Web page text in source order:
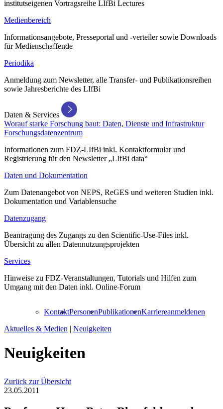
institutseigenen Vortragsreihe LIfBi Lectures
Medienbereich
Informationsangebote, Presseportal und -verteiler sowie Downloads
für Medienschaffende
Periodika
Anmeldung zum Newsletter, alle Transfer- und Publikationsreihen
sowie Jahresberichte des LIfBi
Daten & Services
Worauf starke Forschung baut: Daten, Dienste und Infrastruktur
Forschungsdatenzentrum
Informationen zum FDZ-LIfBi inkl. Kontaktformular und
Registrierung für den Newsletter „LIfBi data“
Daten und Dokumentation
Zum Datenangebot von NEPS, ReGES und weiteren Studien inkl.
Dokumentation und Variablensuche
Datenzugang
Beantragung des Zugangs zu den Scientific-Use-Files inkl.
Übersicht zu allen Datennutzungsprojekten
Services
Hinweise zu FDZ-Veranstaltungen, Tutorials und Hilfen zum
Umgang mit den Daten inkl. Online-Forum
KontaktPersonenPublikationenKarriereanmeldenen
Aktuelles & Medien | Neuigkeiten
Neuigkeiten
Zurück zur Übersicht
23.05.2011